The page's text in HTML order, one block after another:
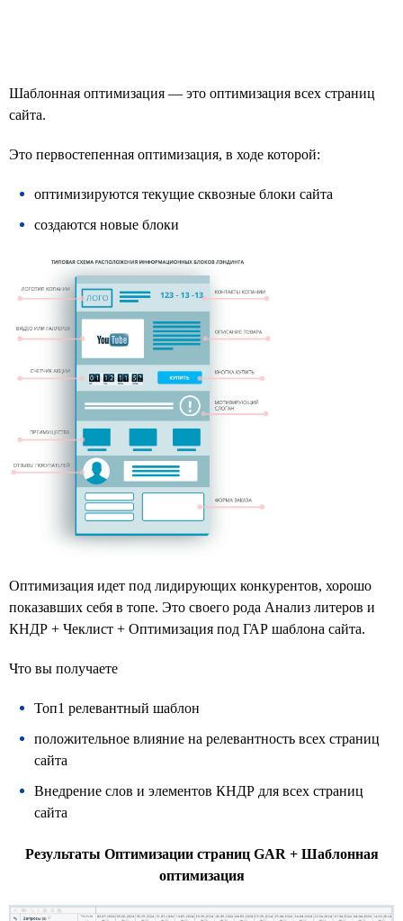
WhatsApp
Шаблонная оптимизация — это оптимизация всех страниц
сайта.
Это первостепенная оптимизация, в ходе которой:
оптимизируются текущие сквозные блоки сайта
создаются новые блоки
Оптимизация идет под лидирующих конкурентов, хорошо
показавших себя в топе. Это своего рода Анализ литеров и
КНДР + Чеклист + Оптимизация под ГАР шаблона сайта.
Что вы получаете
Топ1 релевантный шаблон
положительное влияние на релевантность всех страниц
сайта
Внедрение слов и элементов КНДР для всех страниц
сайта
Результаты Оптимизации страниц GAR + Шаблонная
оптимизация